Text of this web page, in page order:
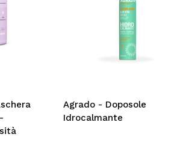
Agrado - Doposole
Idrocalmante